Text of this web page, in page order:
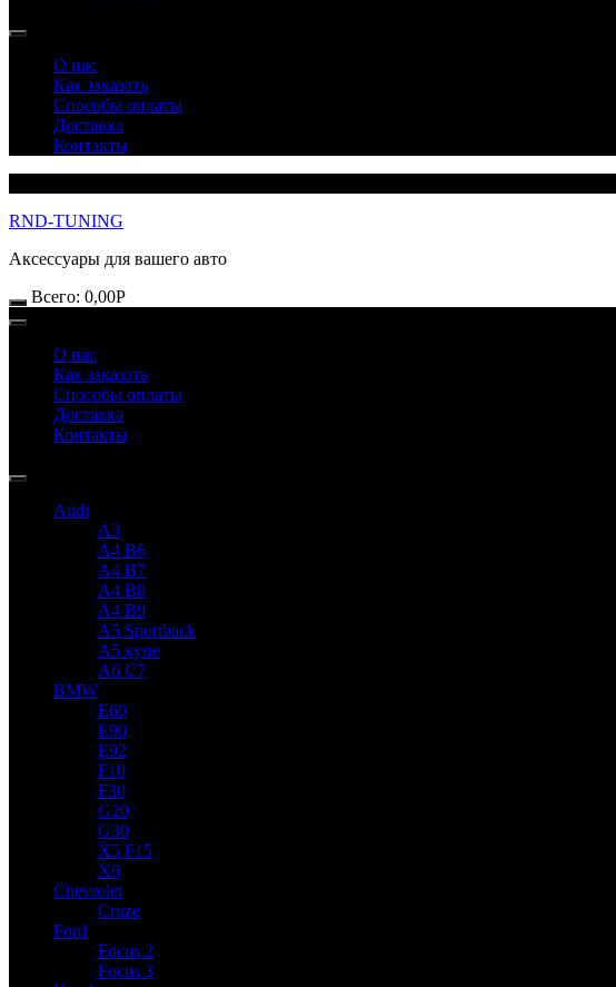
О нас
Как заказать
Способы оплаты
Доставка
Контакты
RND-TUNING
Аксессуары для вашего авто
Всего: 0,00Р
О нас
Как заказать
Способы оплаты
Доставка
Контакты
Audi
A3
A4 B6
A4 B7
A4 B8
A4 B9
A5 Sportback
A5 купе
A6 C7
BMW
E60
E90
E92
F10
F30
G20
G30
X5 F15
X6
Chevrolet
Cruze
Ford
Focus 2
Focus 3